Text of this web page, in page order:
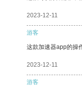
2023-12-11
游客
这款加速器app的操
2023-12-11
游客